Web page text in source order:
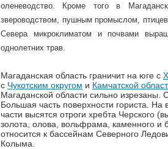
оленеводство. Кроме того в
звероводством, пушным промыслом,
Севера микроклиматом и почвами
однолетних трав.
Магаданская область граничит на юге с
с Чукотским округом и Камчатской
Магаданской области сильно
Большая часть поверхности гориста. На
части высятся отроги хребта Черского
золота, олова, вольфрама, каменного и
относится к бассейнам Северного
Колыма.